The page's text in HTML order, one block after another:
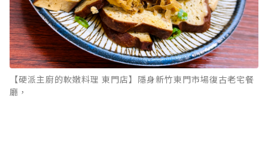
【硬派主廚的軟嫩料理 東門店】隱身新竹東門市場復古老宅餐
廳，